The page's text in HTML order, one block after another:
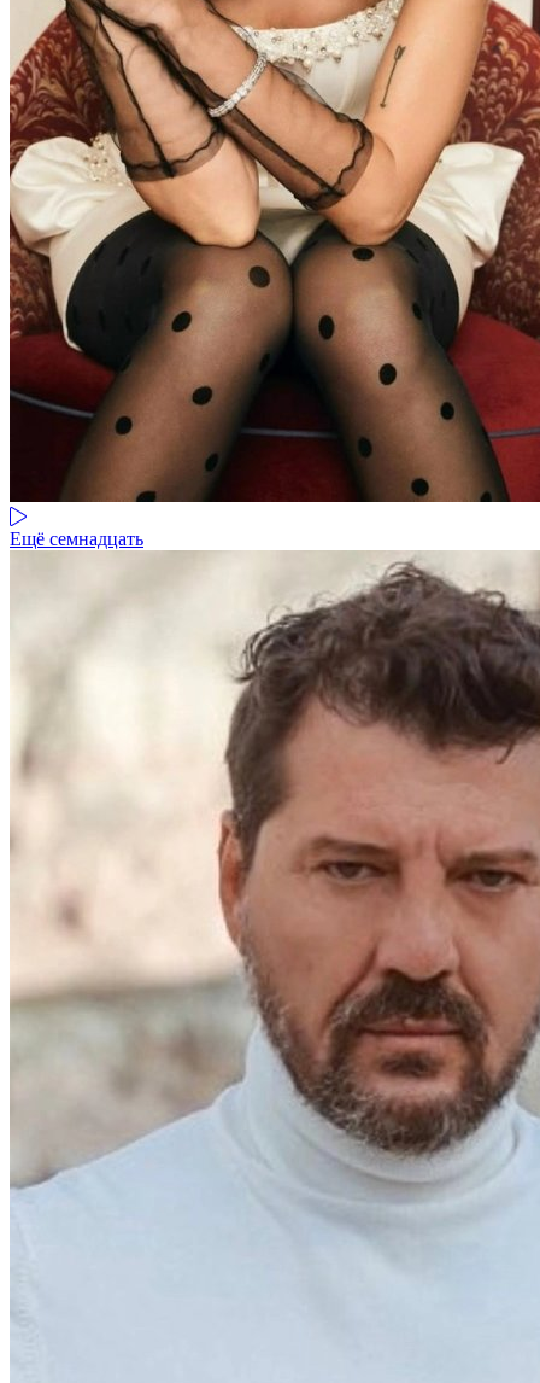
Ещё семнадцать